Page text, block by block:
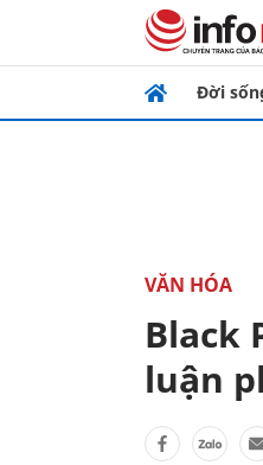
Đời
VĂN HÓA
Black
luận